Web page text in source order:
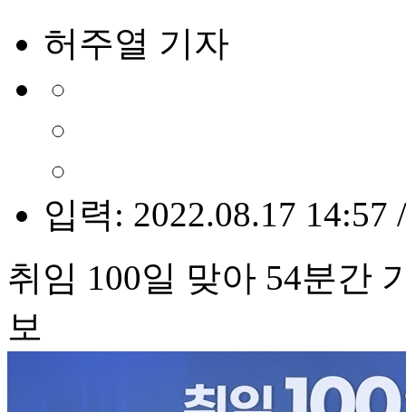
허주열 기자
입력: 2022.08.17 14:57
취임 100일 맞아 54분간
보